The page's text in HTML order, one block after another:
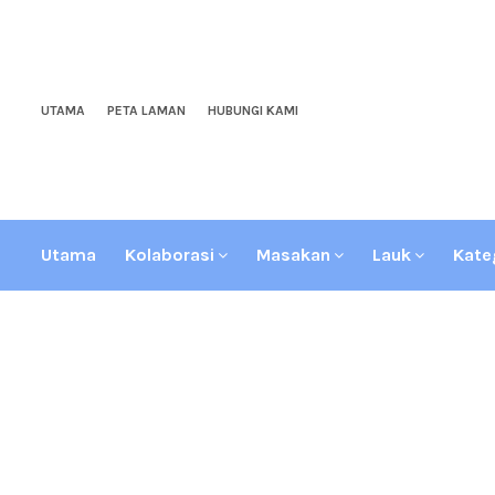
UTAMA PETA LAMAN HUBUNGI KAMI
Utama Kolaborasi Masakan Lauk